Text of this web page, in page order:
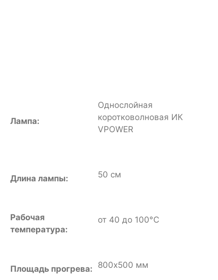
Лампа:
Однослойная
коротковолновая ИК
VPOWER
Длина лампы: 50 см
Рабочая
температура:
от 40 до 100°С
Площадь прогрева: 800х500 мм